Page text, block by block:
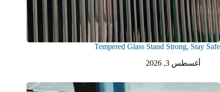
Tempered Glass Stand Strong, Stay Safe
أغسطس 3, 2026